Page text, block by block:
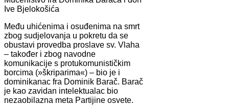
Ive Bjelokošića
Među uhićenima i osuđenima na smrt
zbog sudjelovanja u pokretu da se
obustavi provedba proslave sv. Vlaha
– također i zbog navodne
komunikacije s protukomunističkim
borcima (»škriparima«) – bio je i
dominikanac fra Dominik Barač. Barač
je kao zavidan intelektualac bio
nezaobilazna meta Partijine osvete.